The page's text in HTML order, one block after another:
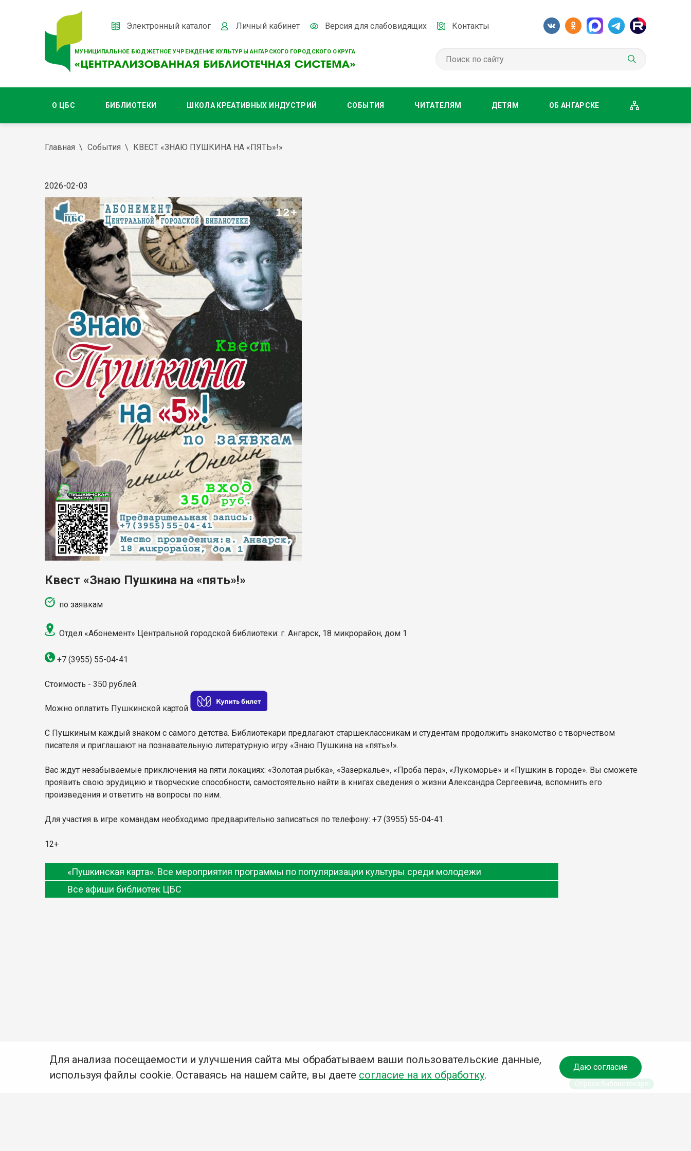
МУНИЦИПАЛЬНОЕ БЮДЖЕТНОЕ УЧРЕЖДЕНИЕ КУЛЬТУРЫ АНГАРСКОГО ГОРОДСКОГО ОКРУГА
Электронный каталог Личный кабинет Версия для слабовидящих Контакты
О ЦБС БИБЛИОТЕКИ ШКОЛА КРЕАТИВНЫХ ИНДУСТРИЙ СОБЫТИЯ ЧИТАТЕЛЯМ ДЕТЯМ ОБ АНГАРСКЕ
Главная События КВЕСТ «ЗНАЮ ПУШКИНА НА «ПЯТЬ»!»
2026-02-03
Квест «Знаю Пушкина на «пять»!»
по заявкам
Отдел «Абонемент» Центральной городской библиотеки: г. Ангарск, 18 микрорайон, дом 1
+7 (3955) 55-04-41
Стоимость - 350 рублей.
Можно оплатить Пушкинской картой
С Пушкиным каждый знаком с самого детства. Библиотекари предлагают старшеклассникам и студентам продолжить знакомство с творчеством
писателя и приглашают на познавательную литературную игру «Знаю Пушкина на «пять»!».
Вас ждут незабываемые приключения на пяти локациях: «Золотая рыбка», «Зазеркалье», «Проба пера», «Лукоморье» и «Пушкин в городе». Вы сможете
проявить свою эрудицию и творческие способности, самостоятельно найти в книгах сведения о жизни Александра Сергеевича, вспомнить его
произведения и ответить на вопросы по ним.
Для участия в игре командам необходимо предварительно записаться по телефону: +7 (3955) 55-04-41.
12+
«Пушкинская карта». Все мероприятия программы по популяризации культуры среди молодежи
Все афиши библиотек ЦБС
Для анализа посещаемости и улучшения сайта мы обрабатываем ваши пользовательские данные,
используя файлы cookie. Оставаясь на нашем сайте, вы даете согласие на их обработку.
Даю согласие
Спроси библиотекаря